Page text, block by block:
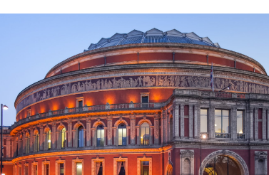
fünf Opern von
Arena di